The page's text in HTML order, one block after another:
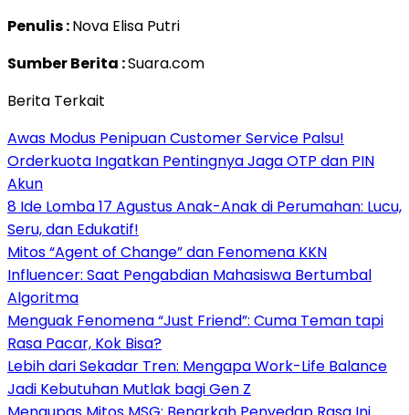
Penulis :Nova Elisa Putri
Sumber Berita :Suara.com
Berita Terkait
Awas Modus Penipuan Customer Service Palsu!
Orderkuota Ingatkan Pentingnya Jaga OTP dan PIN
Akun
8 Ide Lomba 17 Agustus Anak-Anak di Perumahan: Lucu,
Seru, dan Edukatif!
Mitos “Agent of Change” dan Fenomena KKN
Influencer: Saat Pengabdian Mahasiswa Bertumbal
Algoritma
Menguak Fenomena “Just Friend”: Cuma Teman tapi
Rasa Pacar, Kok Bisa?
Lebih dari Sekadar Tren: Mengapa Work-Life Balance
Jadi Kebutuhan Mutlak bagi Gen Z